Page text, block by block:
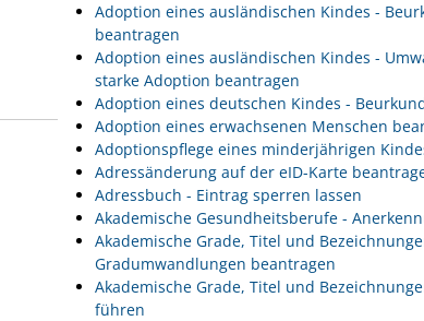
Adoption eines ausländischen Kindes -
beantragen
Adoption eines ausländischen Kindes -
starke Adoption beantragen
Adoption eines deutschen Kindes -
Adoption eines erwachsenen Menschen
Adoptionspflege eines minderjährigen
Adressänderung auf der eID-Karte
Adressbuch - Eintrag sperren lassen
Akademische Gesundheitsberufe -
Akademische Grade, Titel und
Gradumwandlungen beantragen
Akademische Grade, Titel und
führen